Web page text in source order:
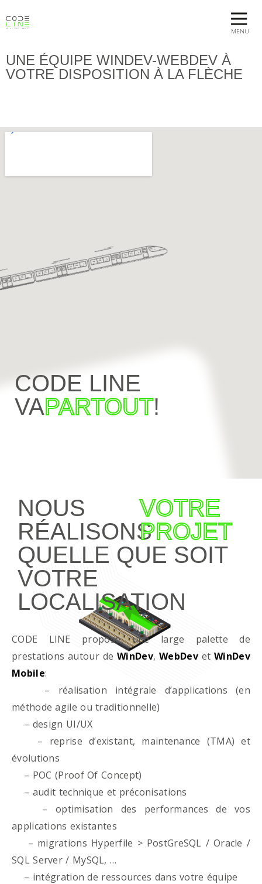
MENU
UNE ÉQUIPE WINDEV-WEBDEV À
VOTRE DISPOSITION À LA FLÈCHE
CODE LINE
VAPARTOUT!
NOUS
RÉALISONS
VOTRE
PROJET
QUELLE QUE SOIT
VOTRE
LOCALISATION
CODE LINE propose une large palette de
prestations autour deWinDev,WebDevet WinDev
Mobile:
– réalisation intégrale d’applications (en
méthode agile ou traditionnelle)
– design UI/UX
– reprise d’existant, maintenance (TMA) et
évolutions
– POC (Proof Of Concept)
– audit technique et préconisations
– optimisation des performances de vos
applications existantes
– migrations Hyperfile > PostGreSQL / Oracle /
SQL Server / MySQL, …
– intégration de ressources dans votre équipe